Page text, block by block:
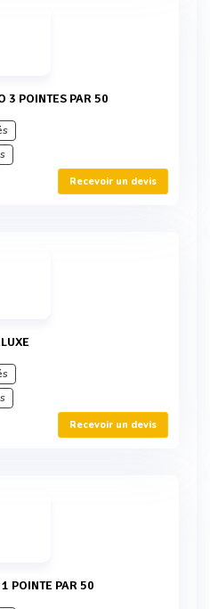
3 POINTES PAR 50
Recevoir un devis
Recevoir un devis
1 POINTE PAR 50